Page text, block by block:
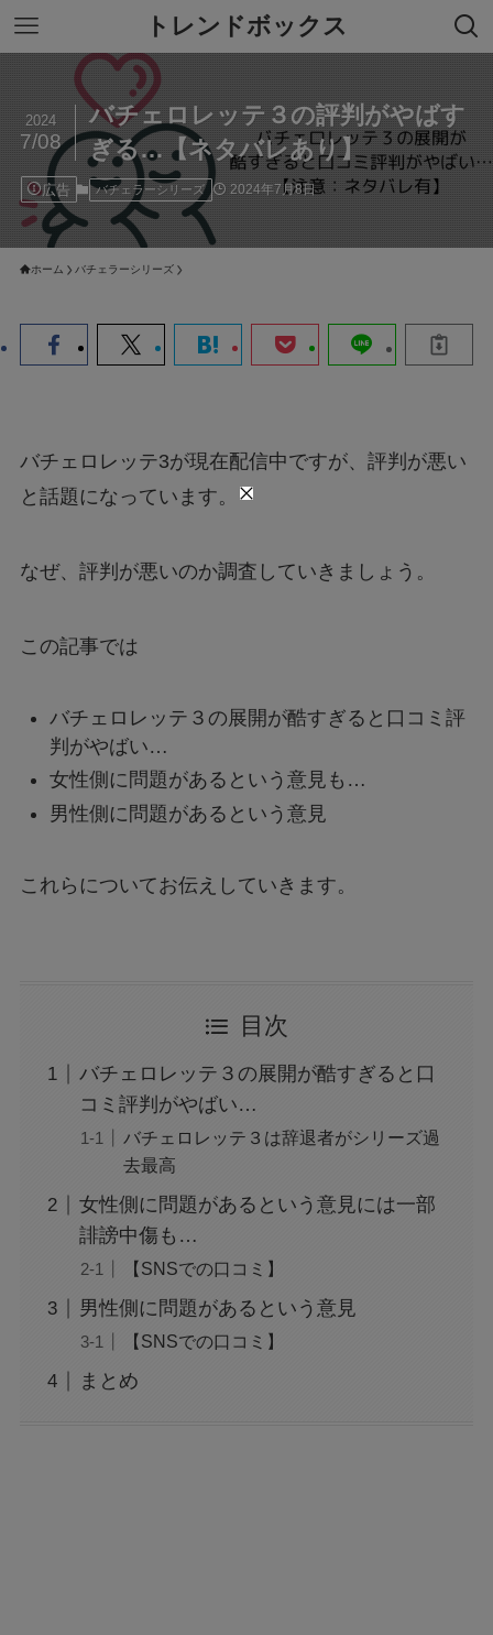
トレンドボックス
バチェロレッテ３の評判がやばす
ぎる…【ネタバレあり】
2024
7/08
広告 バチェラーシリーズ 2024年7月8日
ホーム バチェラーシリーズ
バチェロレッテ3が現在配信中ですが、評判が悪い
と話題になっています。
なぜ、評判が悪いのか調査していきましょう。
この記事では
バチェロレッテ３の展開が酷すぎると口コミ評
判がやばい…
女性側に問題があるという意見も…
男性側に問題があるという意見
これらについてお伝えしていきます。
目次
バチェロレッテ３の展開が酷すぎると口
コミ評判がやばい…
バチェロレッテ３は辞退者がシリーズ過
去最高
女性側に問題があるという意見には一部
誹謗中傷も…
【SNSでの口コミ】
男性側に問題があるという意見
【SNSでの口コミ】
まとめ